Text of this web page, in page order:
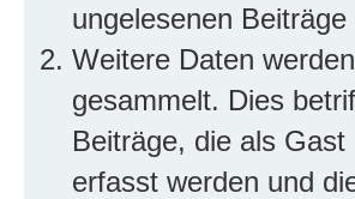
ungelesenen
Weitere Daten
gesammelt. Dies
Beiträge, die als
erfasst werden und